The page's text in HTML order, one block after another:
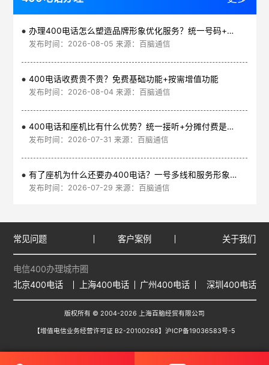
办理400电话怎么塑造品牌形象优化服务？统一号码+智能管理平台
发布时间：2026-08-05 来源：百脑通信
400电话收费贵不贵？免费基础功能+按需增值功能
发布时间：2026-08-04 来源：百脑通信
400电话和座机比有什么优势？统一接听+分摊付费是核心
发布时间：2026-07-31 来源：百脑通信
有了座机为什么还要办400电话？一号多线和服务形象是核心
发布时间：2026-07-29 来源：百脑通信
常见问题 客户案例 关于我们
电信400办理城市圈
北京400电话
上海400电话 广州400电话 深圳400电话
版权所有 © 2004-2026 上海百脑经贸有限公司
【增值电信业务经营许可证 B2-20100268】 沪ICP备19036583号-5